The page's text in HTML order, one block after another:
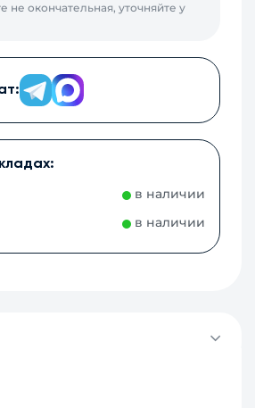
не окончательная, уточняйте у
в наличии
в наличии